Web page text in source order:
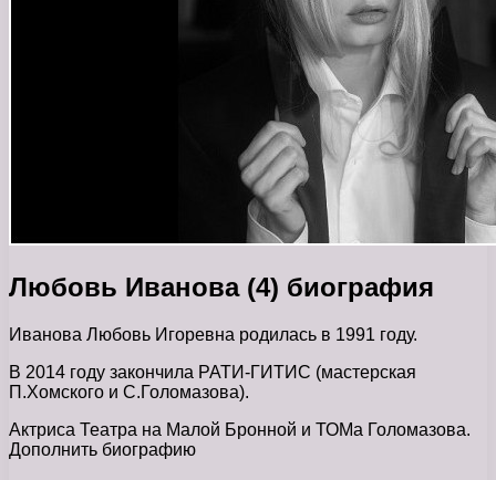
Любовь Иванова (4) биография
Иванова Любовь Игоревна родилась в 1991 году.
В 2014 году закончила РАТИ-ГИТИС (мастерская
П.Хомского и С.Голомазова).
Актриса Театра на Малой Бронной и ТОМа Голомазова.
Дополнить биографию